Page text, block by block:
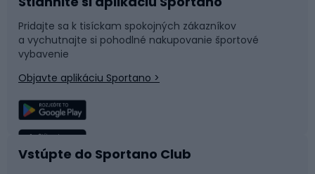
Príslušenstvo k bicyklom
Časti bicyklov
Rybolov
Sane a kĺzačky
Snowboard
Plávanie
Pridajte sa k tisíckam spokojných zákazníkov
a vychutnajte si pohodlné nakupovanie športové
vybavenie
Objavte aplikáciu Sportano >
Vstúpte do Sportano Club